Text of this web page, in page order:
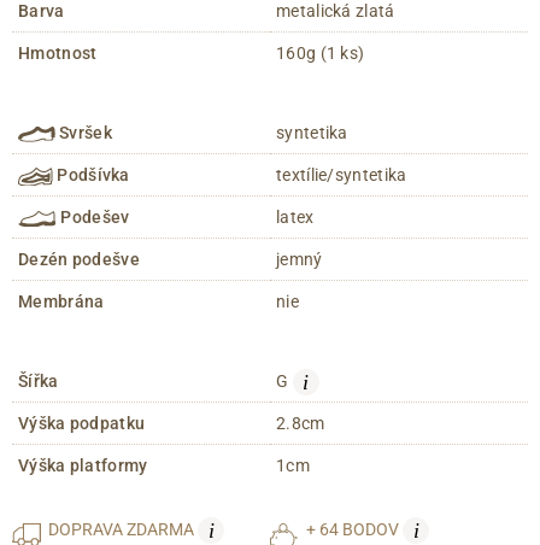
Barva metalická zlatá
Hmotnost 160g (1 ks)
Svršek syntetika
Podšívka textílie/syntetika
Podešev latex
Dezén podešve jemný
Membrána nie
Šířka G i
Výška podpatku 2.8cm
Výška platformy 1cm
DOPRAVAZDARMA i + 64 BODOV i